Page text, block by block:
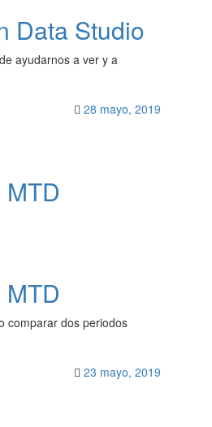
Data Studio
ayudarnos a ver y a
28 mayo, 2019
comparar dos periodos
23 mayo, 2019